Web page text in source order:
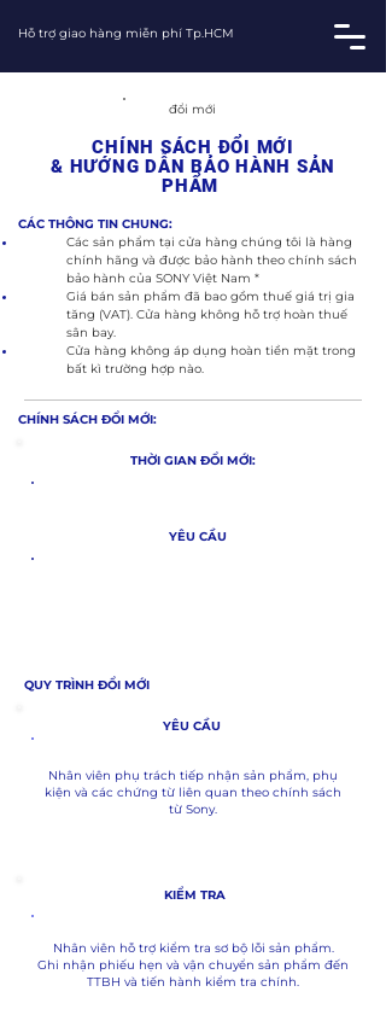
Hỗ trợ giao hàng miễn phí Tp.HCM
đổi mới
CHÍNH SÁCH ĐỔI MỚI
& HƯỚNG DẪN BẢO HÀNH SẢN
PHẨM
CÁC THÔNG TIN CHUNG:
Các sản phẩm tại cửa hàng chúng tôi là hàng
chính hãng và được bảo hành theo chính sách
bảo hành của SONY Việt Nam *
Giá bán sản phẩm đã bao gồm thuế giá trị gia
tăng (VAT). Cửa hàng không hỗ trợ hoàn thuế
sân bay.
Cửa hàng không áp dụng hoàn tiền mặt trong
bất kì trường hợp nào.
CHÍNH SÁCH ĐỔI MỚI:
THỜI GIAN ĐỔI MỚI:
YÊU CẦU
QUY TRÌNH ĐỔI MỚI
YÊU CẦU
Nhân viên phụ trách tiếp nhận sản phẩm, phụ
kiện và các chứng từ liên quan theo chính sách
từ Sony.
KIỂM TRA
Nhân viên hỗ trợ kiểm tra sơ bộ lỗi sản phẩm.
Ghi nhận phiếu hẹn và vận chuyển sản phẩm đến
TTBH và tiến hành kiểm tra chính.